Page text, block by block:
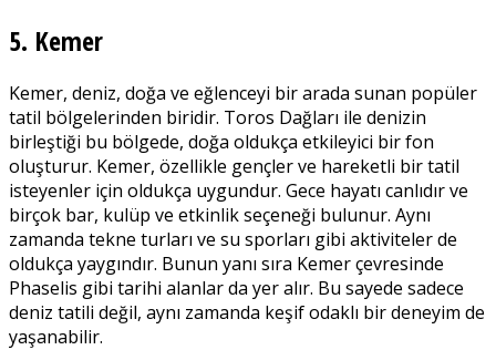
5. Kemer
Kemer, deniz, doğa ve eğlenceyi bir arada sunan popüler
tatil bölgelerinden biridir. Toros Dağları ile denizin
birleştiği bu bölgede, doğa oldukça etkileyici bir fon
oluşturur. Kemer, özellikle gençler ve hareketli bir tatil
isteyenler için oldukça uygundur. Gece hayatı canlıdır ve
birçok bar, kulüp ve etkinlik seçeneği bulunur. Aynı
zamanda tekne turları ve su sporları gibi aktiviteler de
oldukça yaygındır. Bunun yanı sıra Kemer çevresinde
Phaselis gibi tarihi alanlar da yer alır. Bu sayede sadece
deniz tatili değil, aynı zamanda keşif odaklı bir deneyim de
yaşanabilir.